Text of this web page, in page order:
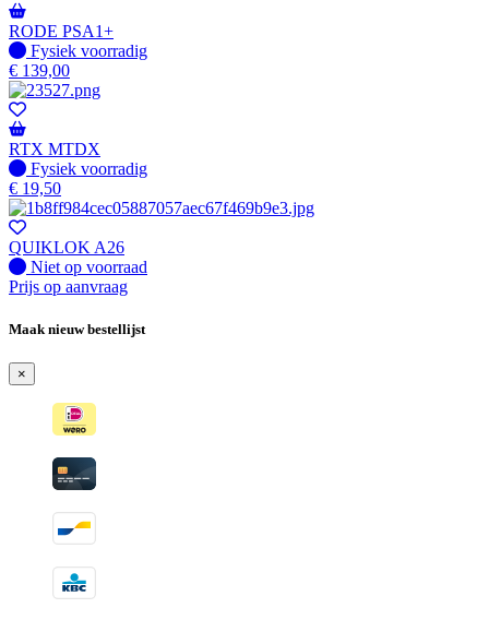
RODE PSA1+
Fysiek voorradig
Fysiek voorradig
€ 139,00
RTX MTDX
Fysiek voorradig
Fysiek voorradig
€ 19,50
QUIKLOK A26
Fysiek voorradig
Niet op voorraad
Prijs op aanvraag
Maak nieuw bestellijst
×